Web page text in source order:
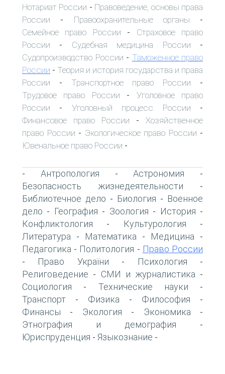
Нотариат России - Правоведение, основы права
России - Правоохранительные органы -
Семейное право России - Страховое право
России - Судебная медицина России -
Судопроизводство России - Таможенное право
России - Теория и история государства и права
России - Транспортное право России -
Трудовое право России - Уголовное право
России - Уголовный процесс России -
Финансовое право России - Хозяйственное
право России - Экологическое право России -
Ювенальное право России -
- Антропология -Астрономия -
Безопасность жизнедеятельности -
Библиотечное дело - Биология - Военное
дело - География - Зоология - История -
Конфликтология - Культурология -
Литература - Математика - Медицина -
Педагогика - Политология - Право России
- Право України - Психология -
Религоведение - СМИ и журналистика -
Социология - Технические науки -
Транспорт - Физика - Философия -
Финансы - Экология - Экономика -
Этнография и демография -
Юриспруденция - Языкознание -